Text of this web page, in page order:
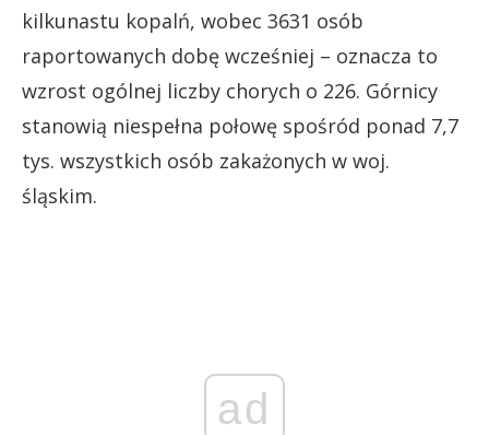
kilkunastu kopalń, wobec 3631 osób
raportowanych dobę wcześniej – oznacza to
wzrost ogólnej liczby chorych o 226. Górnicy
stanowią niespełna połowę spośród ponad 7,7
tys. wszystkich osób zakażonych w woj.
śląskim.
ad